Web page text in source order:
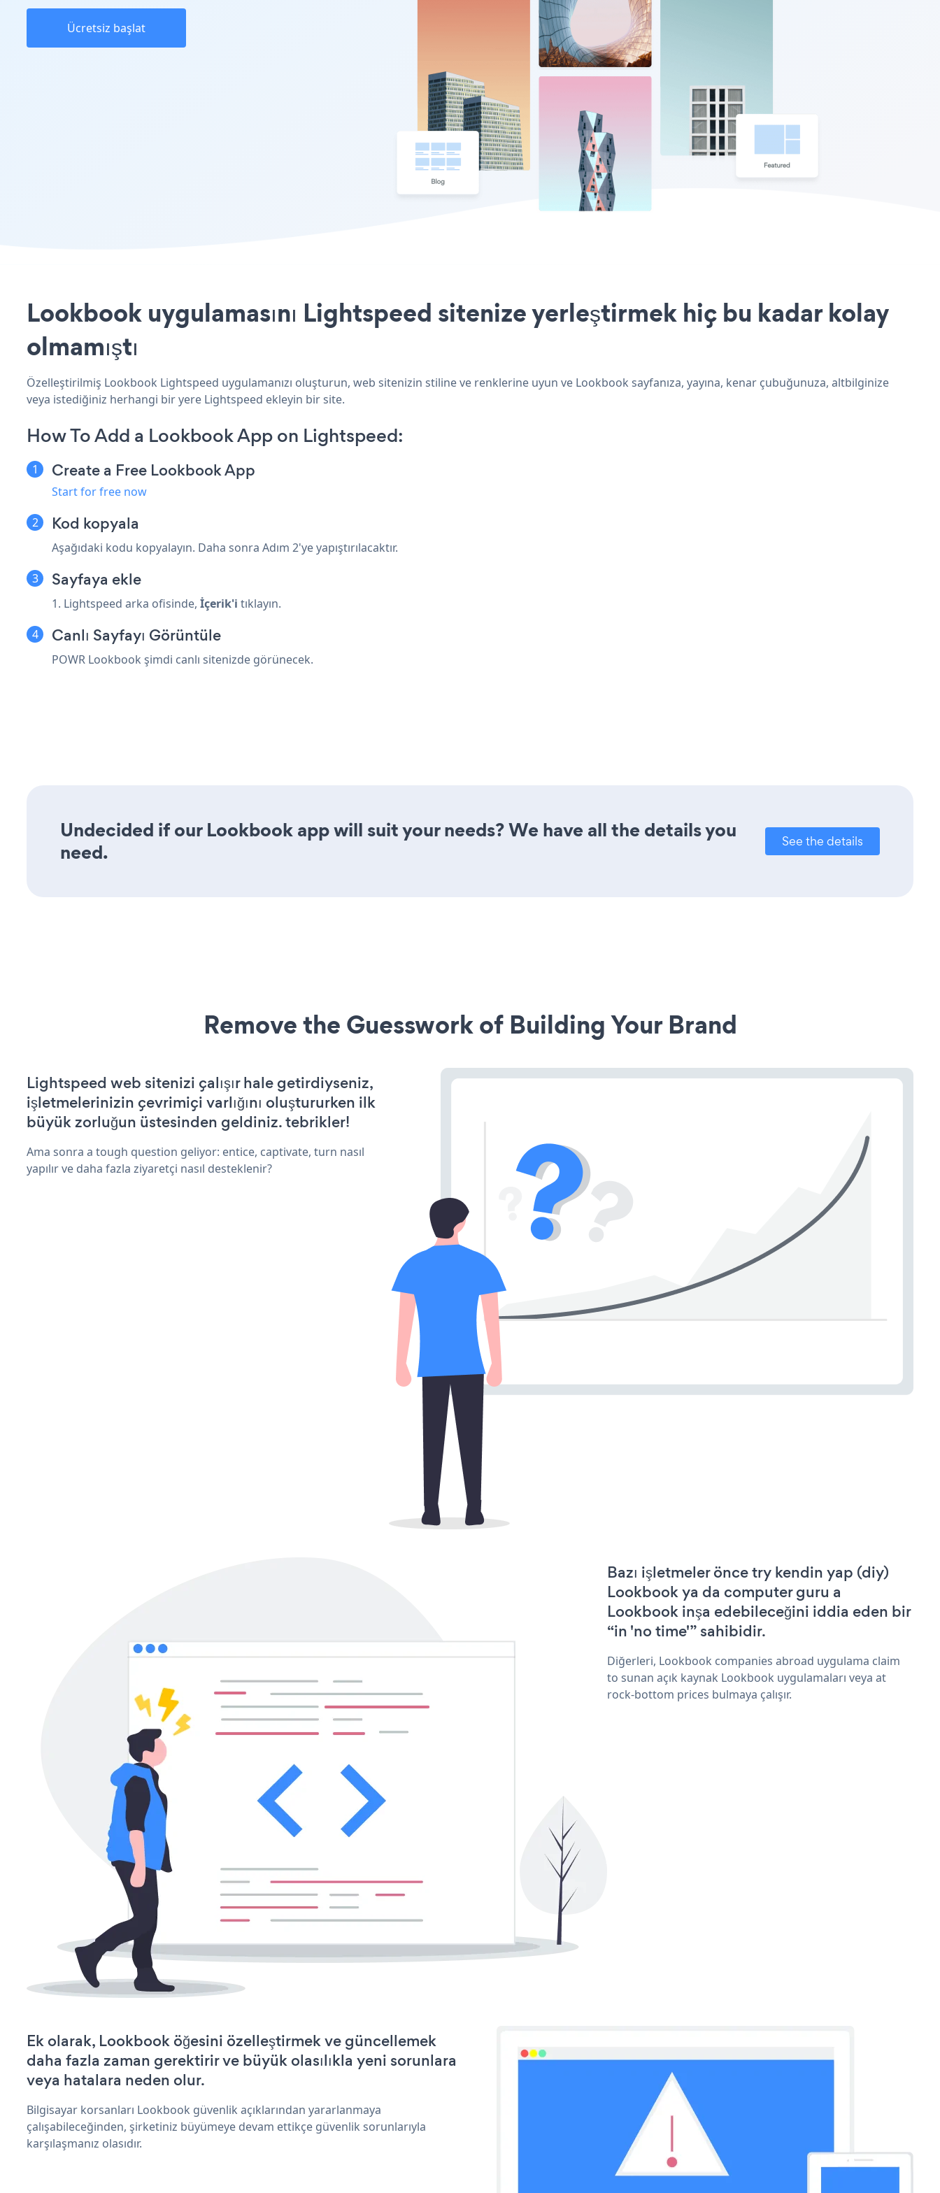
Ücretsiz başlat
Lookbook uygulamasını Lightspeed sitenize yerleştirmek hiç bu kadar kolay
olmamıştı
Özelleştirilmiş Lookbook Lightspeed uygulamanızı oluşturun, web sitenizin stiline ve renklerine uyun ve Lookbook sayfanıza, yayına, kenar çubuğunuza, altbilginize
veya istediğiniz herhangi bir yere Lightspeed ekleyin bir site.
How To Add a Lookbook App on Lightspeed:
Create a Free Lookbook App
Start for free now
Kod kopyala
Aşağıdaki kodu kopyalayın. Daha sonra Adım 2'ye yapıştırılacaktır.
Sayfaya ekle
1. Lightspeed arka ofisinde, İçerik'i tıklayın.
Canlı Sayfayı Görüntüle
POWR Lookbook şimdi canlı sitenizde görünecek.
Undecided if our Lookbook app will suit your needs? We have all the details you
need.
See the details
Remove the Guesswork of Building Your Brand
Lightspeed web sitenizi çalışır hale getirdiyseniz,
işletmelerinizin çevrimiçi varlığını oluştururken ilk
büyük zorluğun üstesinden geldiniz. tebrikler!
Ama sonra a tough question geliyor: entice, captivate, turn nasıl
yapılır ve daha fazla ziyaretçi nasıl desteklenir?
Bazı işletmeler önce try kendin yap (diy)
Lookbook ya da computer guru a
Lookbook inşa edebileceğini iddia eden bir
“in 'no time'” sahibidir.
Diğerleri, Lookbook companies abroad uygulama claim
to sunan açık kaynak Lookbook uygulamaları veya at
rock-bottom prices bulmaya çalışır.
Ek olarak, Lookbook öğesini özelleştirmek ve güncellemek
daha fazla zaman gerektirir ve büyük olasılıkla yeni sorunlara
veya hatalara neden olur.
Bilgisayar korsanları Lookbook güvenlik açıklarından yararlanmaya
çalışabileceğinden, şirketiniz büyümeye devam ettikçe güvenlik sorunlarıyla
karşılaşmanız olasıdır.